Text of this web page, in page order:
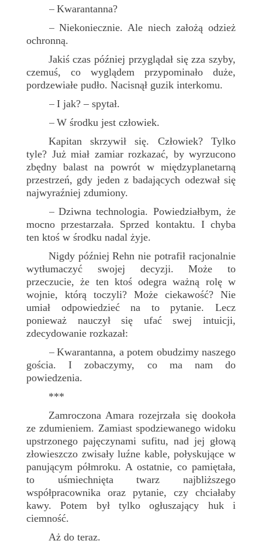
– Kwarantanna?
– Niekoniecznie. Ale niech założą odzież
ochronną.
Jakiś czas później przyglądał się zza szyby,
czemuś, co wyglądem przypominało duże,
pordzewiałe pudło. Nacisnął guzik interkomu.
– I jak? – spytał.
– W środku jest człowiek.
Kapitan skrzywił się. Człowiek? Tylko
tyle? Już miał zamiar rozkazać, by wyrzucono
zbędny balast na powrót w międzyplanetarną
przestrzeń, gdy jeden z badających odezwał się
najwyraźniej zdumiony.
–Dziwna technologia. Powiedziałbym, że
mocno przestarzała. Sprzed kontaktu. I chyba
ten ktoś w środku nadal żyje.
Nigdy później Rehn nie potrafił racjonalnie
wytłumaczyć swojej decyzji. Może to
przeczucie, że ten ktoś odegra ważną rolę w
wojnie, którą toczyli? Może ciekawość? Nie
umiał odpowiedzieć na to pytanie. Lecz
ponieważ nauczył się ufać swej intuicji,
zdecydowanie rozkazał:
–Kwarantanna, a potem obudzimy naszego
gościa. I zobaczymy, co ma nam do
powiedzenia.
***
Zamroczona Amara rozejrzała się dookoła
ze zdumieniem. Zamiast spodziewanego widoku
upstrzonego pajęczynami sufitu, nad jej głową
złowieszczo zwisały luźne kable, połyskujące w
panującym półmroku. A ostatnie, co pamiętała,
to uśmiechnięta twarz najbliższego
współpracownika oraz pytanie, czy chciałaby
kawy. Potem był tylko ogłuszający huk i
ciemność.
Aż do teraz.